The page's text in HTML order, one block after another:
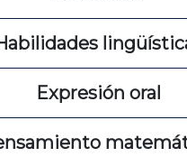
Expresión oral